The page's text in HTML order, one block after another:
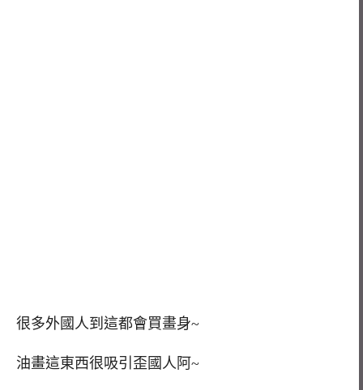
很多外國人到這都會買畫身~
油畫這東西很吸引歪國人阿~